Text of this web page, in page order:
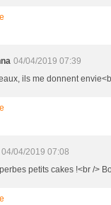
04/04/2019 07:39
ils me donnent
04/04/2019 07:08
petits cakes !<br />